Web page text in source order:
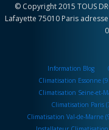
© Copyright 2015 TOUS
Lafayette 75010 Paris
Information Blog
Climatisation Essonne
Climatisation Seine-et-
Climatisation Paris
Climatisation Val-de-Marne